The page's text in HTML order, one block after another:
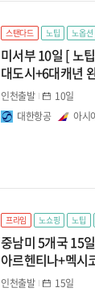
스탠다드 노팁 노옵션
미서부 10일 [ 노
대도시+6대캐년
#유니버셜스튜디
프캐년&홀스슈밴
인천출발
10일
대한항공
아시
프라임 노쇼핑 노팁
중남미 5개국 15
아르헨티나+멕
픽추/똘란똥고온
인천출발
15일